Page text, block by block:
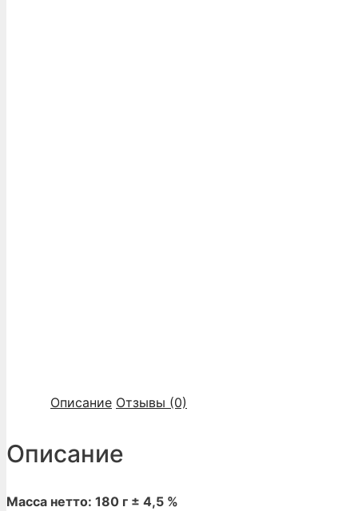
Описание Отзывы (0)
Описание
Масса нетто: 180 г ± 4,5 %